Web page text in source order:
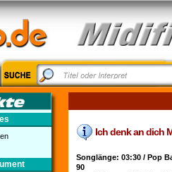
Ich denk an dich
Songlänge: 03:30 / Pop
90